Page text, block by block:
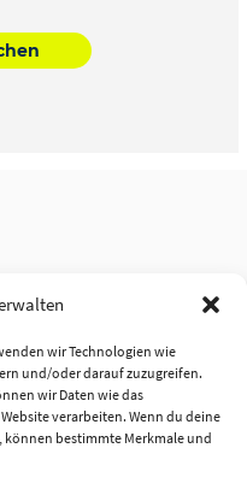
wir Technologien wie
und/oder darauf zuzugreifen.
wir Daten wie das
verarbeiten. Wenn du deine
bestimmte Merkmale und